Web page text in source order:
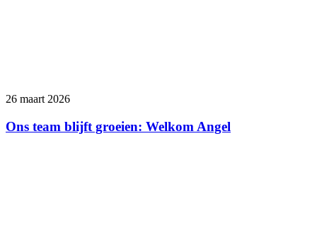
26 maart 2026
Ons team blijft groeien: Welkom Angel